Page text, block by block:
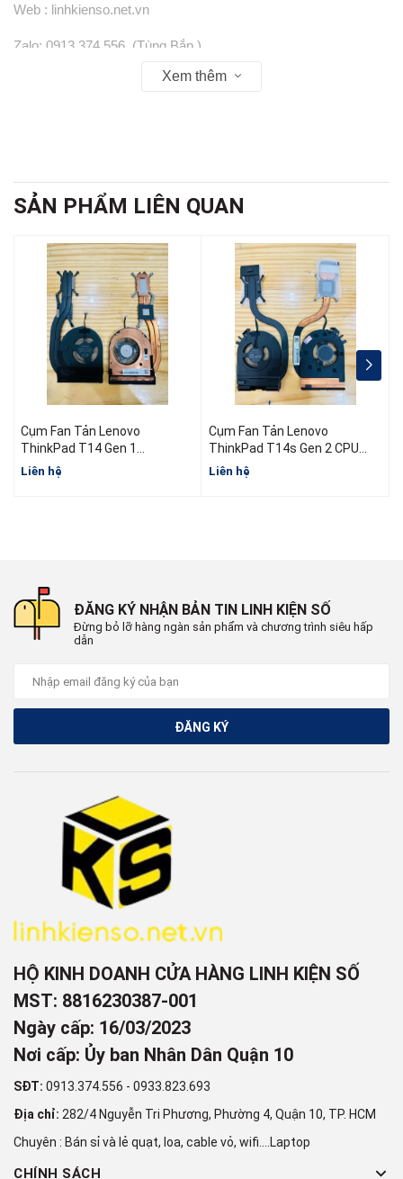
Web : linhkienso.net.vn
Zalo: 0913.374.556 (Tùng Bắp )
Xem thêm
SẢN PHẨM LIÊN QUAN
Cụm Fan Tản Lenovo
ThinkPad T14 Gen 1
5H40W36698 5H40W36699
5H40W36700
Liên hệ
Cụm Fan Tản Lenovo
ThinkPad T14s Gen 2 CPU
AMD
Liên hệ
ĐĂNG KÝ NHẬN BẢN TIN LINH KIỆN SỐ
Đừng bỏ lỡ hàng ngàn sản phẩm và chương trình siêu hấp
dẫn
ĐĂNG KÝ
HỘ KINH DOANH CỬA HÀNG LINH KIỆN SỐ
MST: 8816230387-001
Ngày cấp: 16/03/2023
Nơi cấp: Ủy ban Nhân Dân Quận 10
SĐT: 0913.374.556 - 0933.823.693
Địa chỉ: 282/4 Nguyễn Tri Phương, Phường 4, Quận 10, TP. HCM
Chuyên : Bán sỉ và lẻ quạt, loa, cable vỏ, wifi....Laptop
CHÍNH SÁCH